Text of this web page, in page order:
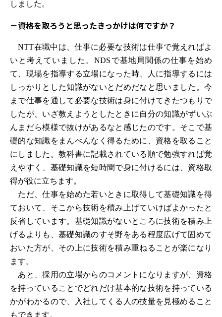
しました。
－資格を取ろうと思ったきっかけは何ですか？
NTT在職中は、仕事に必要な技術は仕事で覚えればよ
いと考えていました。NDSで基地局関係の仕事を始め
て、現場を指導する立場になった時、人に指導するには
しっかりとした知識がないとだめだなと思いました。今
まで仕事を通して必要な技術は身に付けてきたつもりで
したが、いざ教えようとしたときに自分の知識がずいぶ
んまだら模様で抜けがあるなと感じたのです。そこで基
礎的な知識をまんべんなく得るために、資格を取ること
にしました。教科書に記載されている順で勉強すれば覚
えやすく、基礎知識を短時間で身に付けるには、資格取
得が役に立ちます。
ただ、仕事を始めた若いときに取得して基礎知識を得
ておいて、そこから技術を積み上げていけばよかったと
反省しています。基礎知識がないところに技術を積み上
げるよりも、基礎知識のすそ野をある程度広げて固めて
おいた方が、その上に技術を積み重ねることが楽になり
ます。
あと、採用の立場からのコメントになりますが、資格
を持っていることでどれだけ基本的な技術を持っている
かがわかるので、入社してくる人の技量を見極めること
もできます。